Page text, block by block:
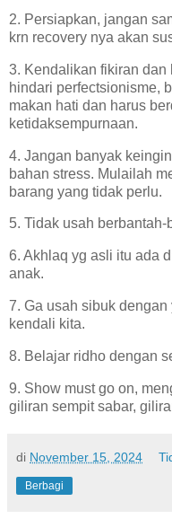
2. Persiapkan, jangan
krn recovery nya akan
3. Kendalikan fikiran dan
hindari perfectsionisme,
makan hati dan harus
ketidaksempurnaan.
4. Jangan banyak
bahan stress. Mulailah
barang yang tidak perlu.
5. Tidak usah berbantah-
6. Akhlaq yg asli itu ada
anak.
7. Ga usah sibuk
kendali kita.
8. Belajar ridho dengan
9. Show must go on,
giliran sempit sabar,
di November 15, 2024
Berbagi